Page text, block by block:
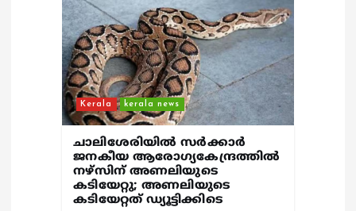
Kerala kerala news
ചാലിശേരിയില്‍ സര്‍ക്കാര്‍
ജനകീയ ആരോഗ്യകേന്ദ്രത്തില്‍
നഴ്സിന് അണലിയുടെ
കടിയേറ്റു; അണലിയുടെ
കടിയേറ്റത് ഡ്യൂട്ടിക്കിടെ